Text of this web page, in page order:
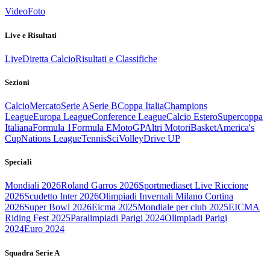
VideoFoto
Live e Risultati
LiveDiretta CalcioRisultati e Classifiche
Sezioni
CalcioMercatoSerie ASerie BCoppa ItaliaChampions
LeagueEuropa LeagueConference LeagueCalcio EsteroSupercoppa
ItalianaFormula 1Formula EMotoGPAltri MotoriBasketAmerica's
CupNations LeagueTennisSciVolleyDrive UP
Speciali
Mondiali 2026Roland Garros 2026Sportmediaset Live Riccione
2026Scudetto Inter 2026Olimpiadi Invernali Milano Cortina
2026Super Bowl 2026Eicma 2025Mondiale per club 2025EICMA
Riding Fest 2025Paralimpiadi Parigi 2024Olimpiadi Parigi
2024Euro 2024
Squadra Serie A